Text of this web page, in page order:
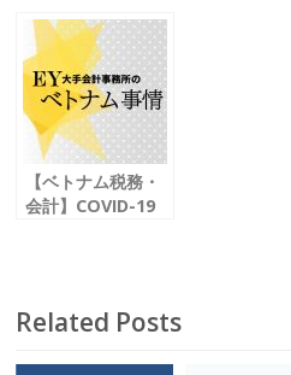
耐用年数及び減損
に留意 Vol. 16
【ベトナム税務・
会計】COVID-19
Related Posts